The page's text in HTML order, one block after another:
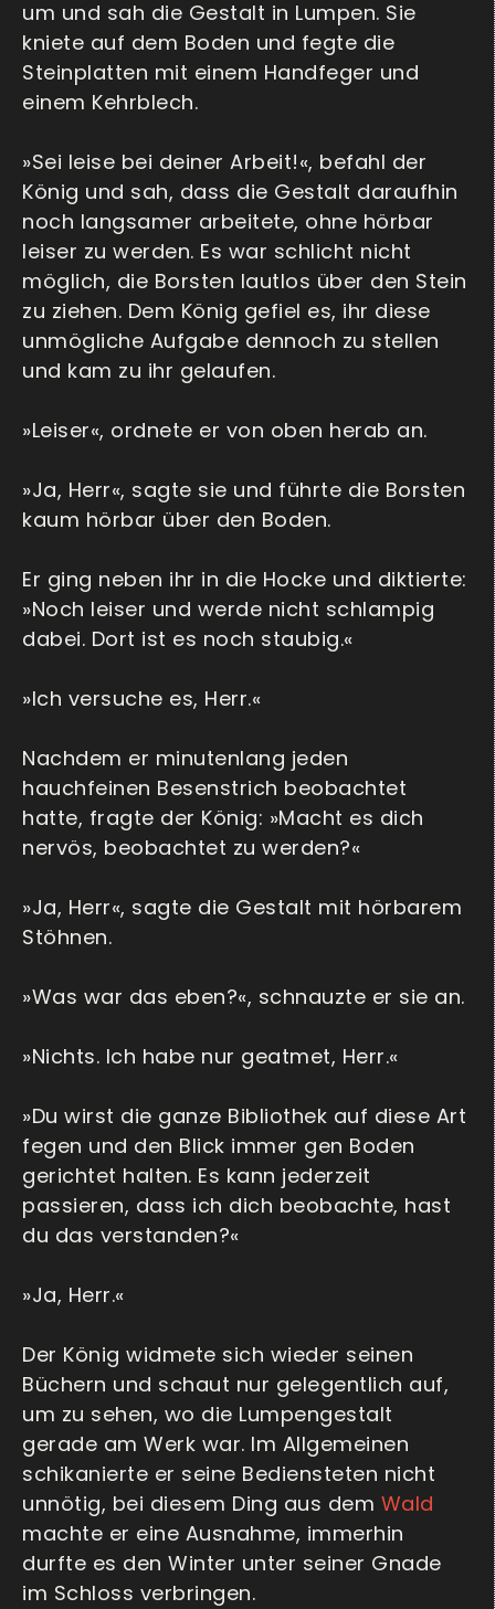
um und sah die Gestalt in Lumpen. Sie
kniete auf dem Boden und fegte die
Steinplatten mit einem Handfeger und
einem Kehrblech.
»Sei leise bei deiner Arbeit!«, befahl der
König und sah, dass die Gestalt daraufhin
noch langsamer arbeitete, ohne hörbar
leiser zu werden. Es war schlicht nicht
möglich, die Borsten lautlos über den Stein
zu ziehen. Dem König gefiel es, ihr diese
unmögliche Aufgabe dennoch zu stellen
und kam zu ihr gelaufen.
»Leiser«, ordnete er von oben herab an.
»Ja, Herr«, sagte sie und führte die Borsten
kaum hörbar über den Boden.
Er ging neben ihr in die Hocke und diktierte:
»Noch leiser und werde nicht schlampig
dabei. Dort ist es noch staubig.«
»Ich versuche es, Herr.«
Nachdem er minutenlang jeden
hauchfeinen Besenstrich beobachtet
hatte, fragte der König: »Macht es dich
nervös, beobachtet zu werden?«
»Ja, Herr«, sagte die Gestalt mit hörbarem
Stöhnen.
»Was war das eben?«, schnauzte er sie an.
»Nichts. Ich habe nur geatmet, Herr.«
»Du wirst die ganze Bibliothek auf diese Art
fegen und den Blick immer gen Boden
gerichtet halten. Es kann jederzeit
passieren, dass ich dich beobachte, hast
du das verstanden?«
»Ja, Herr.«
Der König widmete sich wieder seinen
Büchern und schaut nur gelegentlich auf,
um zu sehen, wo die Lumpengestalt
gerade am Werk war. Im Allgemeinen
schikanierte er seine Bediensteten nicht
unnötig, bei diesem Ding aus dem Wald
machte er eine Ausnahme, immerhin
durfte es den Winter unter seiner Gnade
im Schloss verbringen.